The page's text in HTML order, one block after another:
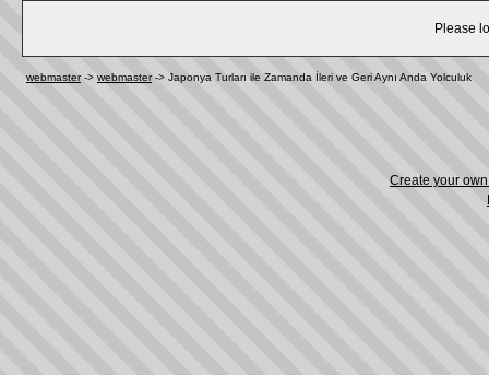
Please
webmaster-> webmaster-> Japonya Turları ile Zamanda İleri ve Geri Aynı Anda Yolculuk
Create your